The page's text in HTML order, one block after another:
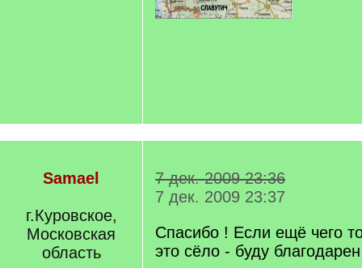
Samael
г.Куровское,
Московская
область
7 дек. 2009 23:36
7 дек. 2009 23:37
Спасибо ! Если ещё чего
это сёло - буду